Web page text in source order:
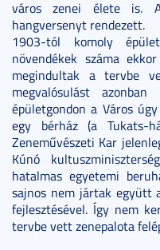
város zenei élete is.
hangversenyt rendezett.
1903-tól komoly
növendékek száma
megindultak a tervbe
megvalósulást
épületgondon a Város
egy bérház (a Tukats-
Zeneművészeti Kar
Kúnó
hatalmas egyetemi
sajnos nem jártak együtt
fejlesztésével. Így nem
tervbe vett zenepalota